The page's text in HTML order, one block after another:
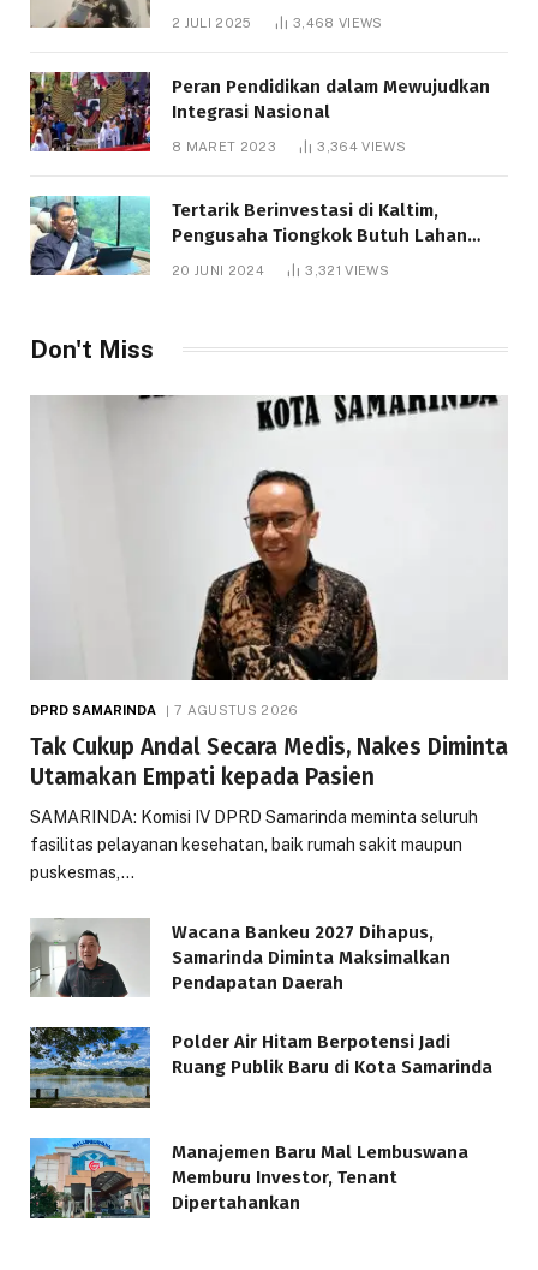
Bantuan Pendidikan Gratispol
2 JULI 2025 3,468 VIEWS
Peran Pendidikan dalam Mewujudkan
Integrasi Nasional
8 MARET 2023 3,364VIEWS
Tertarik Berinvestasi di Kaltim,
Pengusaha Tiongkok Butuh Lahan
1.000 Hektare
20 JUNI 2024 3,321VIEWS
Don't Miss
DPRD SAMARINDA 7 AGUSTUS 2026
Tak Cukup Andal Secara Medis, Nakes Diminta
Utamakan Empati kepada Pasien
SAMARINDA: Komisi IV DPRD Samarinda meminta seluruh
fasilitas pelayanan kesehatan, baik rumah sakit maupun
puskesmas,…
Wacana Bankeu 2027 Dihapus,
Samarinda Diminta Maksimalkan
Pendapatan Daerah
Polder Air Hitam Berpotensi Jadi
Ruang Publik Baru di Kota Samarinda
Manajemen Baru Mal Lembuswana
Memburu Investor, Tenant
Dipertahankan